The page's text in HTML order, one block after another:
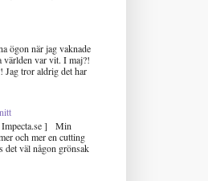
ögon när jag vaknade
världen var vit. I maj?!
Jag tror aldrig det har
Impecta.se ] Min
och mer en cutting
det väl någon grönsak